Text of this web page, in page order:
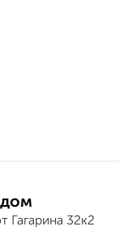
Гагарина 32к2